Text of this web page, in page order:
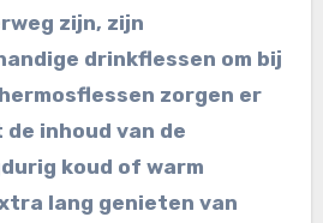
zijn, zijn
drinkflessen om bij
zorgen er
inhoud van de
koud of warm
lang genieten van